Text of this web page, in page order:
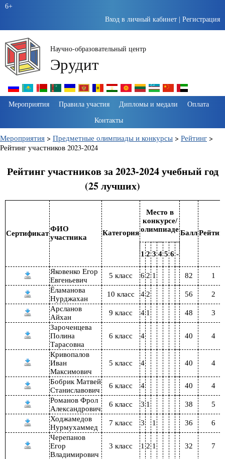
6+
Вход в личный кабинет
Регистрация
Научно-образовательный центр
Эрудит
Пропустить
навигацию
Мероприятия Правила участия Дипломы и медали
Оплата
Контакты
Мероприятия > Предметные олимпиады и конкурсы > Рейтинг >
Рейтинг участников 2023-2024
Рейтинг участников за 2023-2024 учебный год
(25 лучших)
Сертификат
ФИО
участника
Категория
Место в
конкурсе/
олимпиадеБалл
1 2 3 4 5 6 -
Яковенко Егор
Евгеньевич
5 класс 6 2 1 82
1
Ёламанова
Нурджахан
10 класс 4 2 56
2
Арсланов
Айхан
9 класс 4 1 48
3
Зароченцева
Полина
Тарасовна
6 класс 4 40 4
Кривопалов
Иван
Максимович
5 класс 4 40 4
Бобрик Матвей
Станиславович
6 класс 4 40
4
Романов Фрол
Александрович
6 класс 3 1 38
5
Ходжамедов
Нурмухаммед
7 класс 3 1 36
6
Черепанов
Егор
Владимирович
3 класс 1 2 1 32 7